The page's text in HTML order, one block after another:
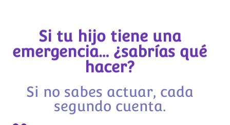
Si tu hijo tiene una
emergencia… ¿sabrías qué
hacer?
Si no sabes actuar, cada
segundo cuenta.